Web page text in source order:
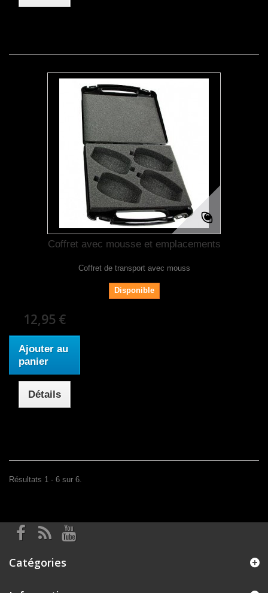
Coffret avec mousse et emplacements
Coffret de transport avec mouss
Disponible
12,95 €
Ajouter au
panier
Détails
Résultats 1 - 6 sur 6.
Catégories